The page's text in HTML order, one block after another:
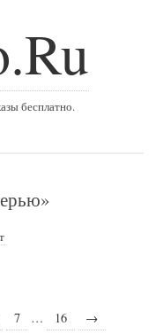
бесплатно.
7 … 16 →